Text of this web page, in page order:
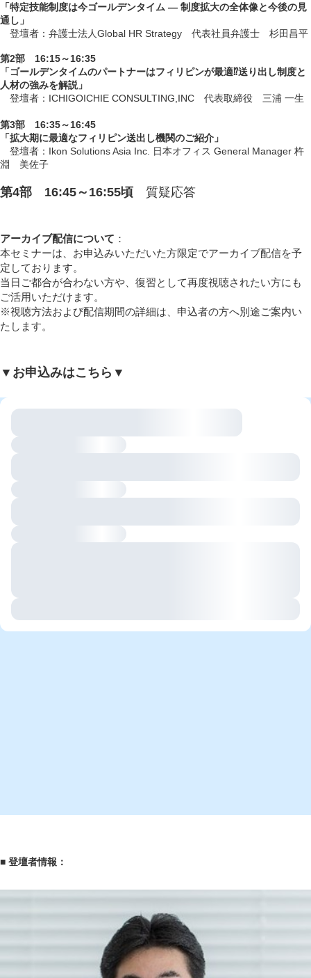
「特定技能制度は今ゴールデンタイム ― 制度拡大の全体像と今後の見
通し」
登壇者：弁護士法人Global HR Strategy 代表社員弁護士 杉田昌平
第2部 16:15～16:35
「ゴールデンタイムのパートナーはフィリピンが最適⁉送り出し制度と
人材の強みを解説」
登壇者：ICHIGOICHIE CONSULTING,INC 代表取締役 三浦 一生
第3部 16:35～16:45
「拡大期に最適なフィリピン送出し機関のご紹介」
登壇者：Ikon Solutions Asia Inc. 日本オフィス General Manager 杵
淵 美佐子
第4部 16:45～16:55頃 質疑応答
アーカイブ配信について ：
本セミナーは、お申込みいただいた方限定でアーカイブ配信を予
定しております。
当日ご都合が合わない方や、復習として再度視聴されたい方にも
ご活用いただけます。
※視聴方法および配信期間の詳細は、申込者の方へ別途ご案内い
たします。
▼お申込みはこちら▼
■ 登壇者情報：